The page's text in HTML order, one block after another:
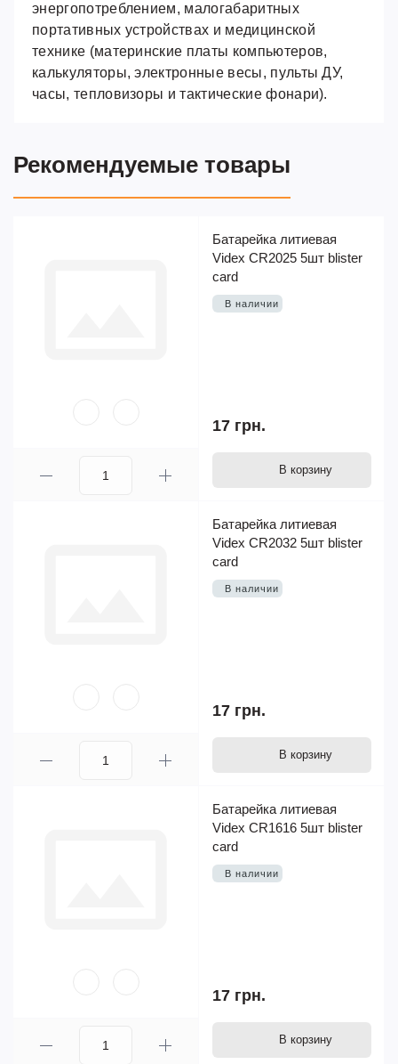
энергопотреблением, малогабаритных
портативных устройствах и медицинской
технике (материнские платы компьютеров,
калькуляторы, электронные весы, пульты ДУ,
часы, тепловизоры и тактические фонари).
Рекомендуемые товары
Батарейка литиевая
Videx CR2025 5шт blister
card
В наличии
17 грн.
В корзину
Батарейка литиевая
Videx CR2032 5шт blister
card
В наличии
17 грн.
В корзину
Батарейка литиевая
Videx CR1616 5шт blister
card
В наличии
17 грн.
В корзину